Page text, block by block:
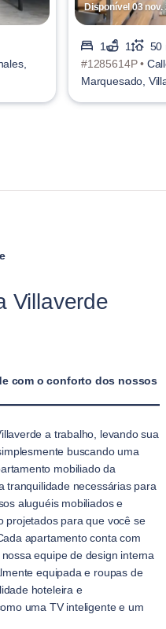
Disponível 03 nov.
1 1
50
#1285614P •
Marquesado,
Villaverde
com o conforto dos nossos
a trabalho, levando sua
buscando uma
mobiliado da
tranquilidade necessárias para
aluguéis mobiliados e
projetados para que você se
apartamento conta com
equipe de design interna
equipada e roupas de
hoteleira e
uma TV inteligente e um